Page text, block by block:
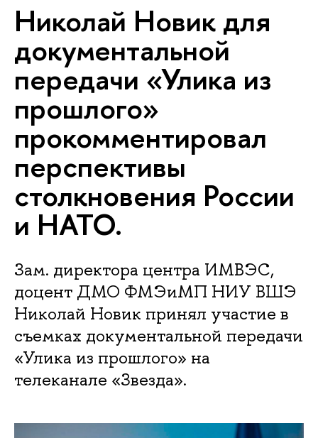
Николай Новик для
документальной
передачи «Улика из
прошлого»
прокомментировал
перспективы
столкновения России
и НАТО.
Зам. директора центра ИМВЭС,
доцент ДМО ФМЭиМП НИУ ВШЭ
Николай Новик принял участие в
съемках документальной передачи
«Улика из прошлого» на
телеканале «Звезда».